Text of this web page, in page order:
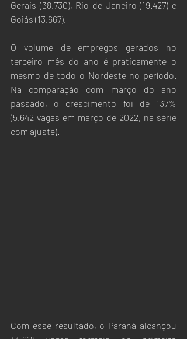
Gerais (38.730), Rio de Janeiro (19.427) e
Goiás (13.667).
O volume de empregos gerados no
terceiro mês do ano é praticamente o
mesmo de todo o Nordeste no período.
Na comparação com março do ano
passado, o crescimento foi de 137%
(5.642 vagas em março de 2022, na série
com ajuste).
Com esse resultado, o Paraná alcançou